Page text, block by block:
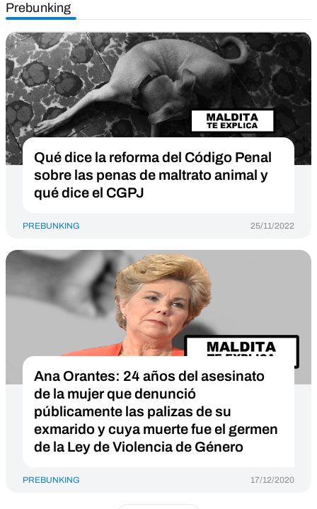
Prebunking
Qué dice la reforma del Código Penal
sobre las penas de maltrato animal y
qué dice el CGPJ
PREBUNKING 25/11/2022
Ana Orantes: 24 años del asesinato
de la mujer que denunció
públicamente las palizas de su
exmarido y cuya muerte fue el germen
de la Ley de Violencia de Género
PREBUNKING 17/12/2020